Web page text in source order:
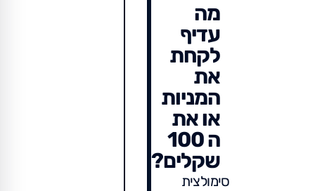
מה
עדיף
לקחת
את
המניות
או את
ה 100
שקלים?
סימולצית